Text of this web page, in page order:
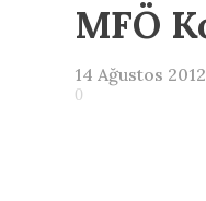
MFÖ
14 Ağustos
0